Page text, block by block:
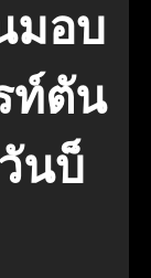
มอบ
ท์ตัน
นบ็